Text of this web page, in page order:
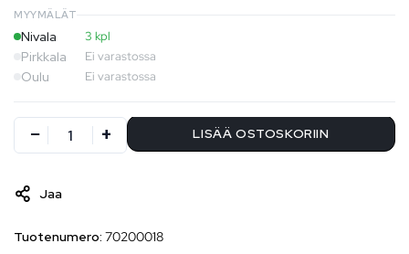
MYYMÄLÄT
Nivala 3 kpl
Pirkkala Ei varastossa
Oulu Ei varastossa
LISÄÄ OSTOSKORIIN
Jaa
Tuotenumero: 70200018